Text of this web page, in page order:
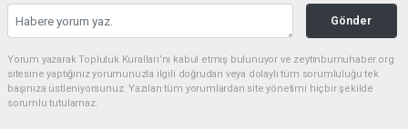
Gönder
Yorum yazarak Topluluk Kuralları’nı kabul etmiş bulunuyor ve zeytinburnuhaber.org
sitesine yaptığınız yorumunuzla ilgili doğrudan veya dolaylı tüm sorumluluğu tek
başınıza üstleniyorsunuz. Yazılan tüm yorumlardan site yönetimi hiçbir şekilde
sorumlu tutulamaz.